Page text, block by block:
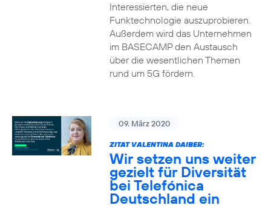
Interessierten, die neue
Funktechnologie auszuprobieren.
Außerdem wird das Unternehmen
im BASECAMP den Austausch
über die wesentlichen Themen
rund um 5G fördern.
09. März 2020
ZITAT VALENTINA DAIBER:
Wir setzen uns weiter
gezielt für Diversität
bei Telefónica
Deutschland ein